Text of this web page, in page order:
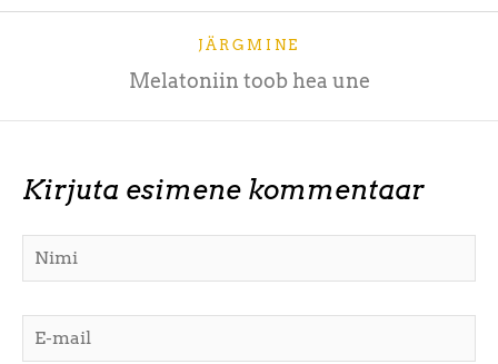
JÄRGMINE
Melatoniin toob hea une
Kirjuta esimene kommentaar